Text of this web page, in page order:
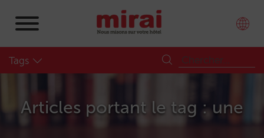
Tags
Articles portant le tag : une